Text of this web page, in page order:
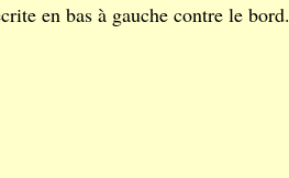
en bas à gauche contre le bord.